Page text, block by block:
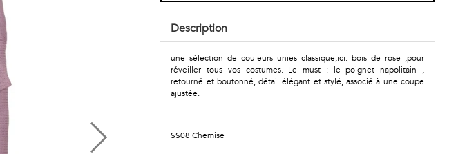
Description
une sélection de couleurs unies classique,ici: bois de rose ,pour
réveiller tous vos costumes. Le must : le poignet napolitain ,
retourné et boutonné, détail élégant et stylé, associé à une coupe
ajustée.
SS08 Chemise